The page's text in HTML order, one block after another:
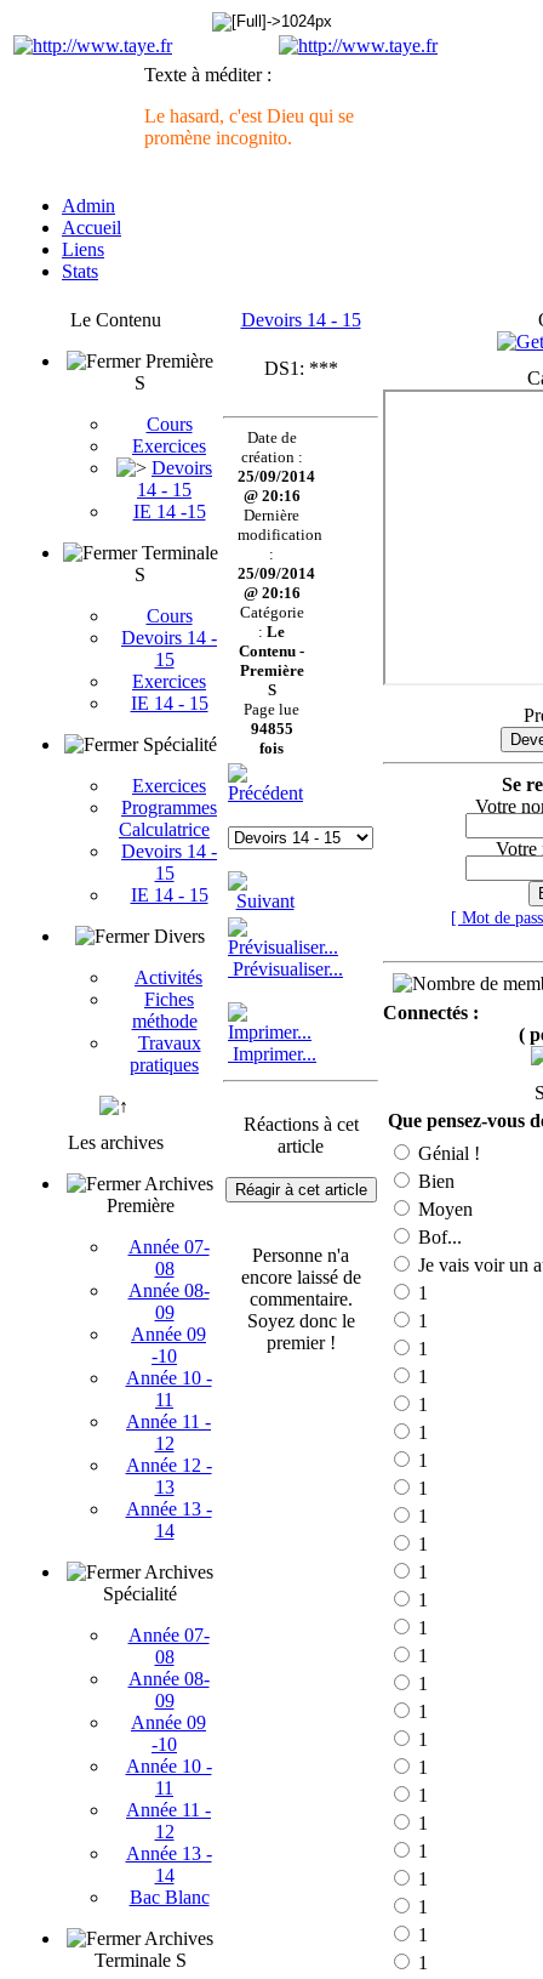
Texte à méditer :
Le hasard, c'est Dieu qui se
promène incognito.
Admin
Accueil
Liens
Stats
Le Contenu
Première
S
Cours
Exercices
Devoirs
14 - 15
IE 14 -15
Terminale
S
Cours
Devoirs 14 -
15
Exercices
IE 14 - 15
Spécialité
Exercices
Programmes
Calculatrice
Devoirs 14 -
15
IE 14 - 15
Divers
Activités
Fiches
méthode
Travaux
pratiques
Les archives
Archives
Première
Année 07-
08
Année 08-
09
Année 09
-10
Année 10 -
11
Année 11 -
12
Année 12 -
13
Année 13 -
14
Archives
Spécialité
Année 07-
08
Année 08-
09
Année 09
-10
Année 10 -
11
Année 11 -
12
Année 13 -
14
Bac Blanc
Archives
Terminale S
Devoirs 14 - 15
DS1: ***
Date de
création :
25/09/2014
@ 20:16
Dernière
modification
:
25/09/2014
@ 20:16
Catégorie
:Le
Contenu -
Première
S
Page lue
94855
fois
Prévisualiser...
Imprimer...
Réactions à cet
article
Réagir à cet article
Personne n'a
encore laissé de
commentaire.
Soyez donc le
premier !
Se
Votre
Votre
[ Mot de
Connectés :
(
Que pensez-vous
Génial !
Bien
Moyen
Bof...
Je vais voir un
1
1
1
1
1
1
1
1
1
1
1
1
1
1
1
1
1
1
1
1
1
1
1
1
1